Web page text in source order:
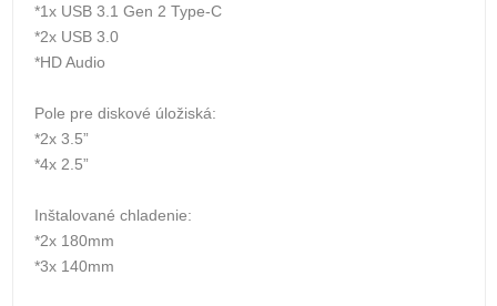
*1x USB 3.1 Gen 2 Type-C
*2x USB 3.0
*HD Audio
Pole pre diskové úložiská:
*2x 3.5”
*4x 2.5”
Inštalované chladenie:
*2x 180mm
*3x 140mm